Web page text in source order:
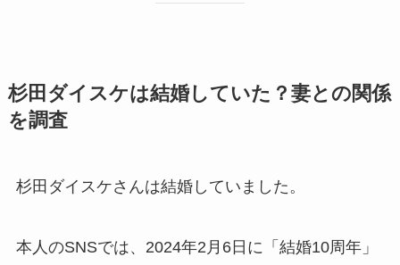
杉田ダイスケは結婚していた？妻との関係
を調査
杉田ダイスケさんは結婚していました。
本人のSNSでは、2024年2月6日に「結婚10周年」